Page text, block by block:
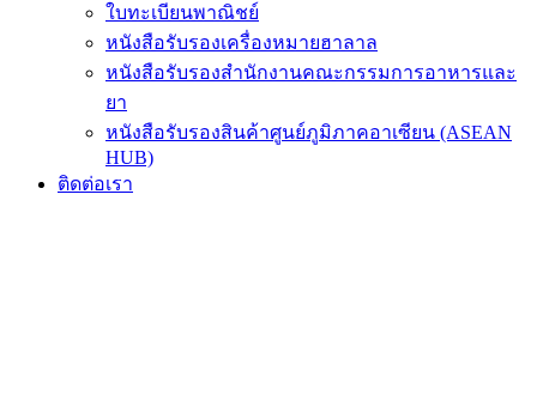
ใบทะเบียนพาณิชย์
หนังสือรับรองเครื่องหมายฮาลาล
หนังสือรับรองสำนักงานคณะกรรมการอาหารและ
ยา
หนังสือรับรองสินค้าศูนย์ภูมิภาคอาเซียน (ASEAN
HUB)
ติดต่อเรา